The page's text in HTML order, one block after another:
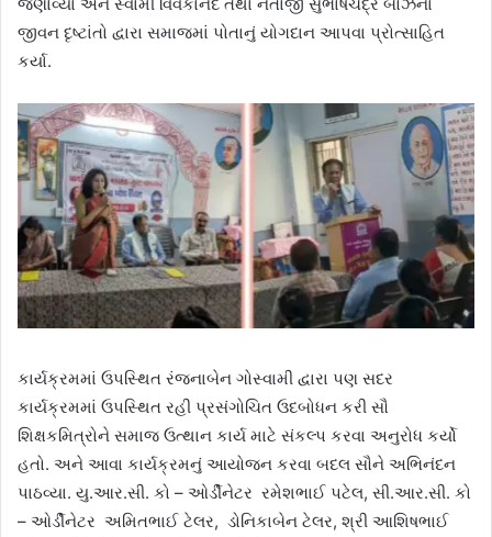
જીવન દૃષ્ટાંતો દ્વારા સમાજમાં પોતાનું યોગદાન આપવા પ્રોત્સાહિત
કર્યા.
કાર્યક્રમમાં ઉપસ્થિત રંજનાબેન ગોસ્વામી દ્વારા પણ સદર
કાર્યક્રમમાં ઉપસ્થિત રહી પ્રસંગોચિત ઉદબોધન કરી સૌ
શિક્ષકમિત્રોને સમાજ ઉત્થાન કાર્ય માટે સંકલ્પ કરવા અનુરોધ કર્યો
હતો. અને આવા કાર્યક્રમનું આયોજન કરવા બદલ સૌને અભિનંદન
પાઠવ્યા. યુ.આર.સી. કો – ઓર્ડીનેટર રમેશભાઈ પટેલ, સી.આર.સી. કો
– ઓર્ડીનેટર અમિતભાઈ ટેલર, ડોનિકાબેન ટેલર, શ્રી આશિષભાઈ